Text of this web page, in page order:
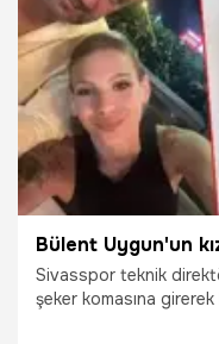
14.03.2026 Şampiy10
Sivasspor teknik
şeker komasına